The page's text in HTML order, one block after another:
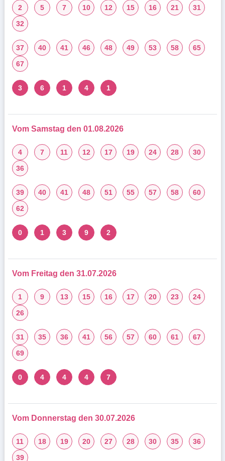
2 5 7 10 12 15 16 21
31
32
37 40 41 46 48 49 53 58
65
67
3 6 1 4 1
Vom Samstag den 01.08.2026
4 7 11 12 17 19 24 28
30
36
39 40 41 48 51 55 57 58
60
62
0 1 3 9 2
Vom Freitag den 31.07.2026
1 9 13 15 16 17 20 23
24
26
31 35 36 41 56 57 60 61
67
69
0 4 4 4 7
Vom Donnerstag den 30.07.2026
11 18 19 20 27 28 30 35
36
39